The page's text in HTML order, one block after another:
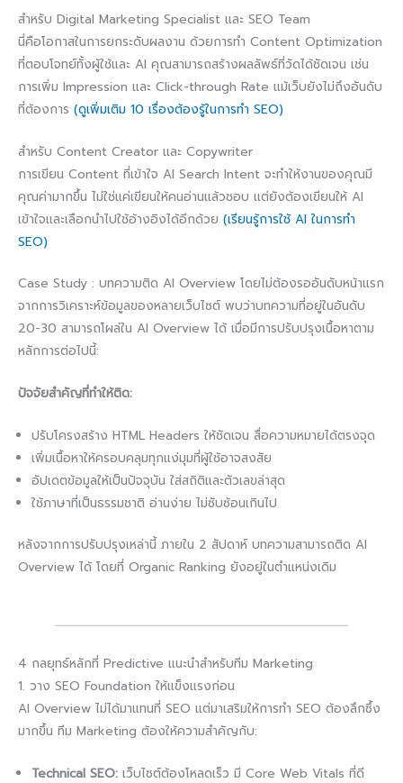
สำหรับ Digital Marketing Specialist และ SEO Team
นี่คือโอกาสในการยกระดับผลงาน ด้วยการทำ Content Optimization
ที่ตอบโจทย์ทั้งผู้ใช้และ AI คุณสามารถสร้างผลลัพธ์ที่วัดได้ชัดเจน เช่น
การเพิ่ม Impression และ Click-through Rate แม้เว็บยังไม่ถึงอันดับ
ที่ต้องการ (ดูเพิ่มเติม 10 เรื่องต้องรู้ในการทำ SEO)
สำหรับ Content Creator และ Copywriter
การเขียน Content ที่เข้าใจ AI Search Intent จะทำให้งานของคุณมี
คุณค่ามากขึ้น ไม่ใช่แค่เขียนให้คนอ่านแล้วชอบ แต่ยังต้องเขียนให้ AI
เข้าใจและเลือกนำไปใช้อ้างอิงได้อีกด้วย (เรียนรู้การใช้ AI ในการทำ
SEO)
Case Study : บทความติด AI Overview โดยไม่ต้องรออันดับหน้าแรก
จากการวิเคราะห์ข้อมูลของหลายเว็บไซต์ พบว่าบทความที่อยู่ในอันดับ
20-30 สามารถโผล่ใน AI Overview ได้ เมื่อมีการปรับปรุงเนื้อหาตาม
หลักการต่อไปนี้:
ปัจจัยสำคัญที่ทำให้ติด:
ปรับโครงสร้าง HTML Headers ให้ชัดเจน สื่อความหมายได้ตรงจุด
เพิ่มเนื้อหาให้ครอบคลุมทุกแง่มุมที่ผู้ใช้อาจสงสัย
อัปเดตข้อมูลให้เป็นปัจจุบัน ใส่สถิติและตัวเลขล่าสุด
ใช้ภาษาที่เป็นธรรมชาติ อ่านง่าย ไม่ซับซ้อนเกินไป
หลังจากการปรับปรุงเหล่านี้ ภายใน 2 สัปดาห์ บทความสามารถติด AI
Overview ได้ โดยที่ Organic Ranking ยังอยู่ในตำแหน่งเดิม
4 กลยุทธ์หลักที่ Predictive แนะนำสำหรับทีม Marketing
1. วาง SEO Foundation ให้แข็งแรงก่อน
AI Overview ไม่ได้มาแทนที่ SEO แต่มาเสริมให้การทำ SEO ต้องลึกซึ้ง
มากขึ้น ทีม Marketing ต้องให้ความสำคัญกับ:
Technical SEO: เว็บไซต์ต้องโหลดเร็ว มี Core Web Vitals ที่ดี